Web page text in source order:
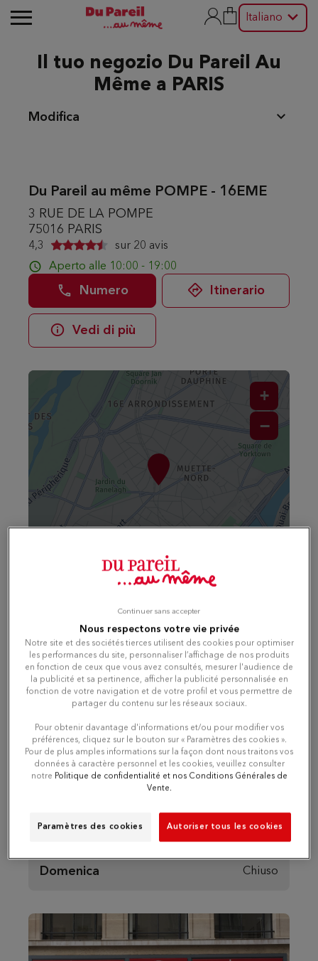
Italiano
Il tuo negozio Du Pareil Au
Même a PARIS
Modifica
Du Pareil au même POMPE - 16EME
3 RUE DE LA POMPE
75016 PARIS
4,3 sur 20 avis
Aperto alle 10:00 - 19:00
Numero Itinerario
Vedi di più
Orari di apertura
Lunedì 10:00 - 19:00
Martedì 10:00 - 19:00
Giovedì 10:00 - 19:00
Sabato 10:00 - 19:00
Domenica Chiuso
+
−
Itinerario
Nous respectons votre vie privée
Notre site et des sociétés tierces utilisent des cookies pour optimiser
les performances du site, personnaliser l’affichage de nos produits
en fonction de ceux que vous avez consultés, mesurer l'audience de
la publicité et sa pertinence, afficher la publicité personnalisée en
fonction de votre navigation et de votre profil et vous permettre de
partager du contenu sur les réseaux sociaux.
Pour obtenir davantage d'informations et/ou pour modifier vos
préférences, cliquez sur le bouton sur « Paramètres des cookies ».
Pour de plus amples informations sur la façon dont nous traitons vos
données à caractère personnel et les cookies, veuillez consulter
notre Politique de confidentialité et nos Conditions Générales de
Vente.
Paramètres des cookies Autoriser tous les cookies
Continuer sans accepter